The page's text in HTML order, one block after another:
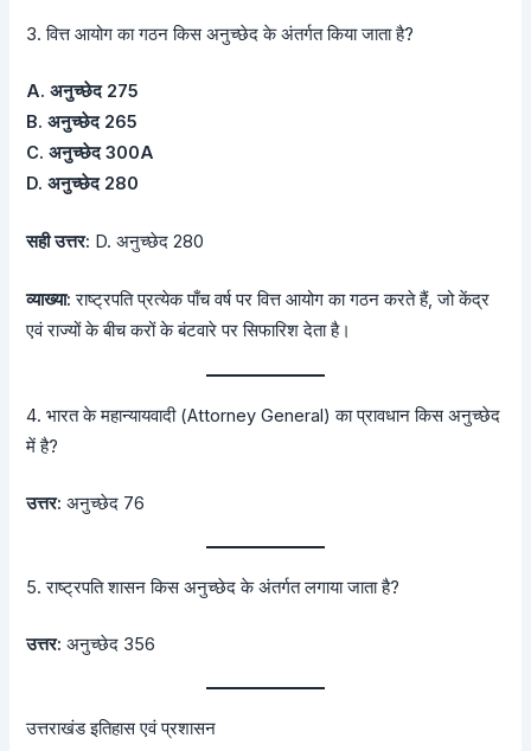
3. वित्त आयोग का गठन किस अनुच्छेद के अंतर्गत किया जाता है?
A. अनुच्छेद 275
B. अनुच्छेद 265
C. अनुच्छेद 300A
D. अनुच्छेद 280
सही उत्तर: D. अनुच्छेद 280
व्याख्या: राष्ट्रपति प्रत्येक पाँच वर्ष पर वित्त आयोग का गठन करते हैं, जो केंद्र
एवं राज्यों के बीच करों के बंटवारे पर सिफारिश देता है।
4. भारत के महान्यायवादी (Attorney General) का प्रावधान किस अनुच्छेद
में है?
उत्तर: अनुच्छेद 76
5. राष्ट्रपति शासन किस अनुच्छेद के अंतर्गत लगाया जाता है?
उत्तर: अनुच्छेद 356
उत्तराखंड इतिहास एवं प्रशासन